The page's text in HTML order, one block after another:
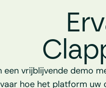
een vrijblijvende demo
hoe het platform uw